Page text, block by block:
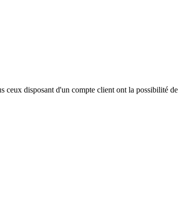
ceux disposant d'un compte client ont la possibilité de